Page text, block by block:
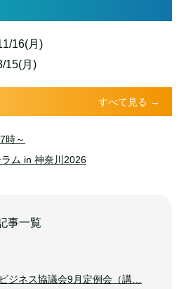
16(月)
15(月)
すべて見る →
時～
ム in 神奈川2026
事一覧
ジネス協議会9月定例会（講…